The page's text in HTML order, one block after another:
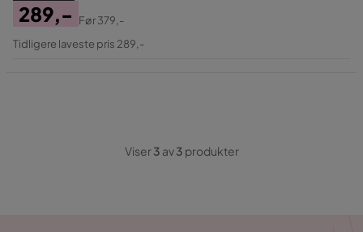
Pris
289,-
Original
Før379,-
Tidligere laveste pris 289,-
Viser3 av3 produkter